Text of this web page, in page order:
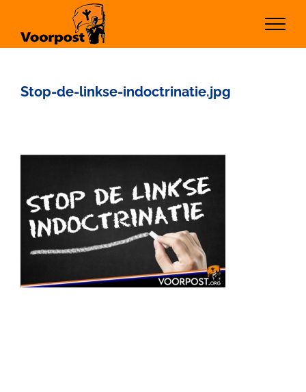
inhoud
Stop-de-linkse-indoctrinatie.jpg